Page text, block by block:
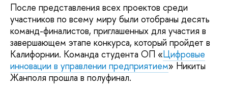
После представления всех проектов среди
участников по всему миру были отобраны десять
команд-финалистов, приглашенных для участия в
завершающем этапе конкурса, который пройдет в
Калифорнии. Команда студента ОП «Цифровые
инновации в управлении предприятием» Никиты
Жанполя прошла в полуфинал.